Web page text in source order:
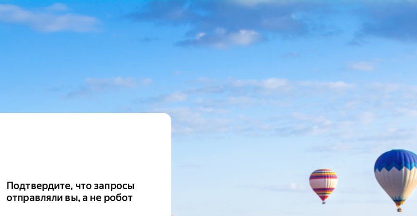
Подтвердите, что запросы
отправляли вы, а не робот